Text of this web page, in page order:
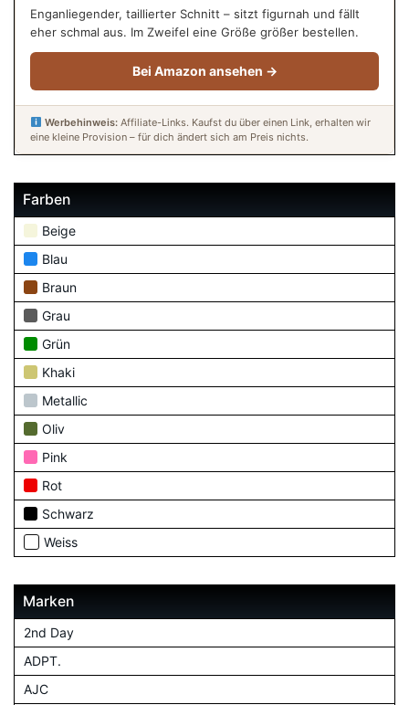
Enganliegender, taillierter Schnitt – sitzt figurnah und fällt
eher schmal aus. Im Zweifel eine Größe größer bestellen.
Bei Amazon ansehen →
Werbehinweis:Affiliate-Links. Kaufst du über einen Link, erhalten wir
eine kleine Provision – für dich ändert sich am Preis nichts.
Farben
Beige
Blau
Braun
Grau
Grün
Khaki
Metallic
Oliv
Pink
Rot
Schwarz
Weiss
Marken
2nd Day
ADPT.
AJC